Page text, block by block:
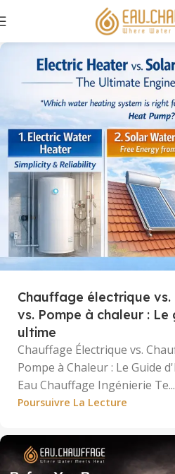
Chauffage électrique
vs. Pompe à chaleur : Le
ultime
Chauffage Électrique vs.
Pompe à Chaleur : Le Guide
Eau Chauffage Ingénierie Te...
Poursuivre La Lecture